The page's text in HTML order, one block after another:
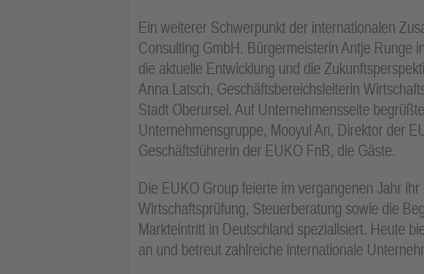
Ein weiterer Schwerpunkt der internationalen
Consulting GmbH. Bürgermeisterin Antje Runge
die aktuelle Entwicklung und die
Anna Latsch, Geschäftsbereichsleiterin
Stadt Oberursel. Auf Unternehmensseite
Unternehmensgruppe, Mooyul An, Direktor der
Geschäftsführerin der EUKO FnB, die Gäste.
Die EUKO Group feierte im vergangenen Jahr
Wirtschaftsprüfung, Steuerberatung sowie die
Markteintritt in Deutschland spezialisiert. Heute
an und betreut zahlreiche internationale